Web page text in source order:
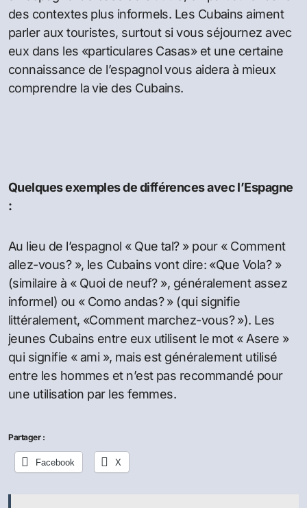
des contextes plus informels. Les Cubains aiment
parler aux touristes, surtout si vous séjournez avec
eux dans les «particulares Casas» et une certaine
connaissance de l’espagnol vous aidera à mieux
comprendre la vie des Cubains.
Quelques exemples de différences avec l’Espagne
:
Au lieu de l’espagnol « Que tal? » pour « Comment
allez-vous? », les Cubains vont dire: «Que Vola? »
(similaire à « Quoi de neuf? », généralement assez
informel) ou « Como andas? » (qui signifie
littéralement, «Comment marchez-vous? »). Les
jeunes Cubains entre eux utilisent le mot « Asere »
qui signifie « ami », mais est généralement utilisé
entre les hommes et n’est pas recommandé pour
une utilisation par les femmes.
Partager :
Facebook X